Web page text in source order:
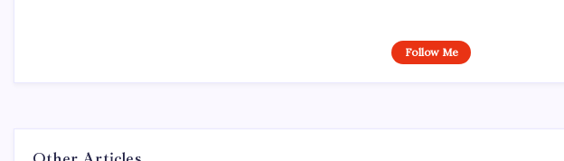
Follow Me